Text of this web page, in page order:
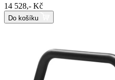
14 528,- Kč
Do košíku